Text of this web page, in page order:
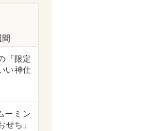
間
「限定
い神仕
ーミン
せち」